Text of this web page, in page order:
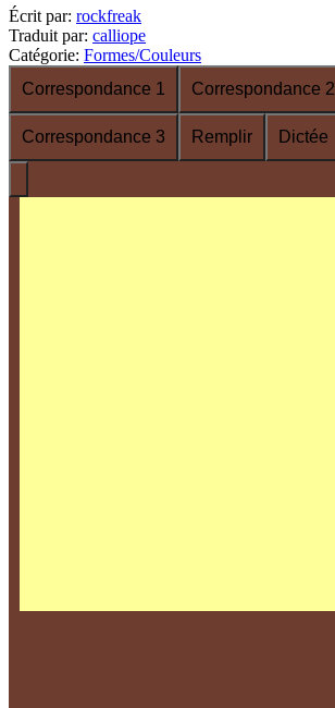
Écrit par: rockfreak
Traduit par: calliope
Catégorie: Formes/Couleurs
Correspondance 1
Correspondance 2
Correspondance 3 Remplir Dictée